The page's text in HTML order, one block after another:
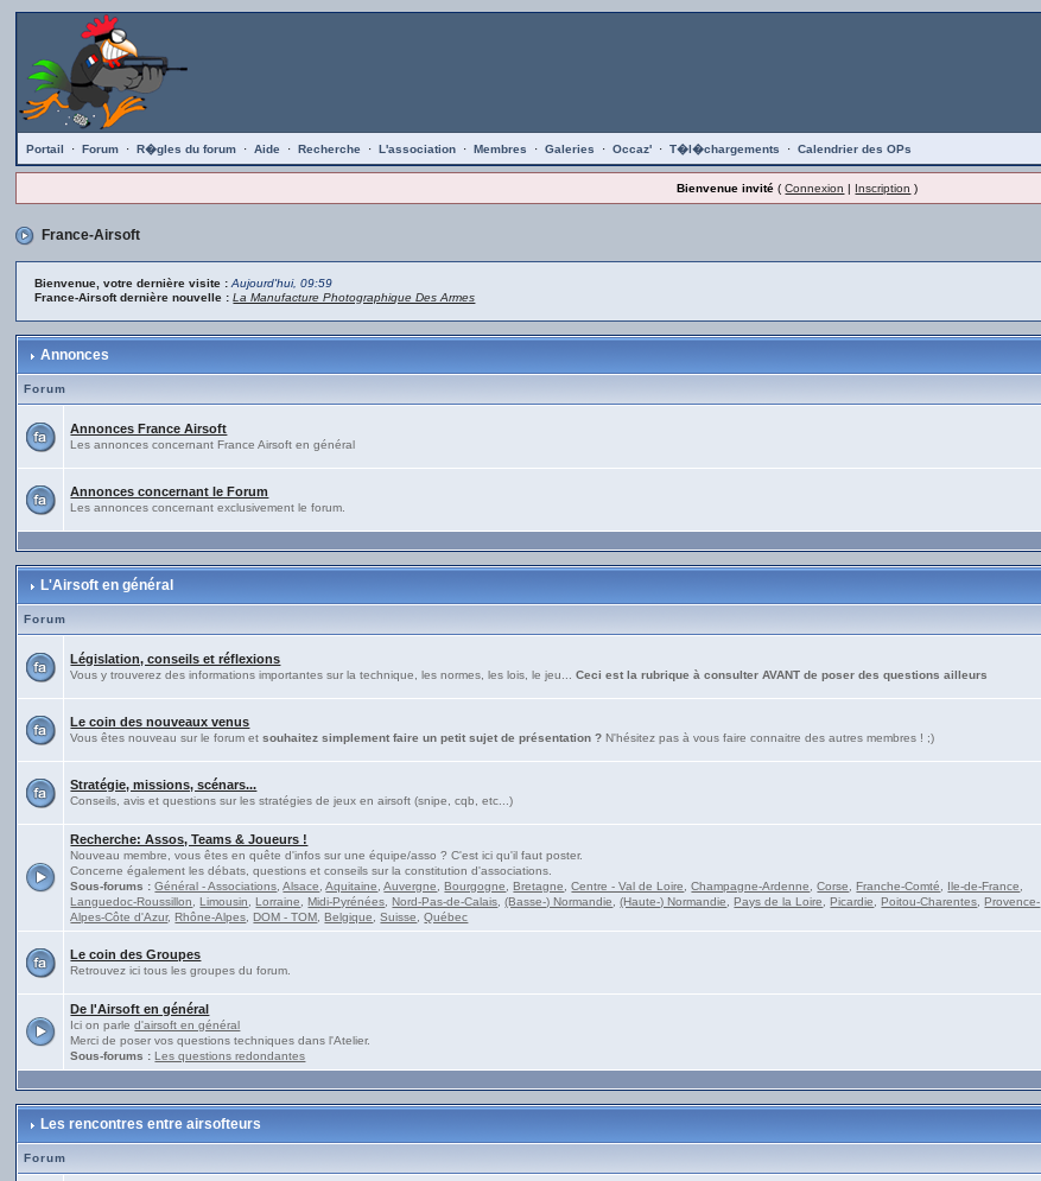
Portail · Forum · R�gles du forum · Aide · Recherche · L'association · Membres · Galeries · Occaz' · T�l�chargements · Calendrier des OPs
Bienvenue invité (Connexion | Inscription )
France-Airsoft
Bienvenue, votre dernière visite :Aujourd'hui, 09:59
France-Airsoft dernière nouvelle :La Manufacture Photographique Des Armes
Annonces
Forum
Annonces France Airsoft
Les annonces concernant France Airsoft en général
Annonces concernant le Forum
Les annonces concernant exclusivement le forum.
L'Airsoft en général
Forum
Législation, conseils et réflexions
Vous y trouverez des informations importantes sur la technique, les normes, les lois, le jeu...Ceci est la rubrique à consulter AVANT de poser des questions ailleurs
Le coin des nouveaux venus
Vous êtes nouveau sur le forum etsouhaitez simplement faire un petit sujet de présentation ? N'hésitez pas à vous faire connaitre des autres membres ! ;)
Stratégie, missions, scénars...
Conseils, avis et questions sur les stratégies de jeux en airsoft (snipe, cqb, etc...)
Recherche: Assos, Teams & Joueurs !
Nouveau membre, vous êtes en quête d'infos sur une équipe/asso ? C'est ici qu'il faut poster.
Concerne également les débats, questions et conseils sur la constitution d'associations.
Sous-forums : Général - Associations ,Alsace ,Aquitaine ,Auvergne ,Bourgogne ,Bretagne ,Centre - Val de Loire ,Champagne-Ardenne ,Corse ,Franche-Comté Ile-de-France
Languedoc-Roussillon
,Limousin ,Lorraine ,Midi-Pyrénées ,Nord-Pas-de-Calais ,(Basse-) Normandie ,(Haute-) Normandie ,Pays de la Loire ,Picardie ,Poitou-Charentes ,Provence-
Alpes-Côte d'Azur,Rhône-Alpes ,DOM - TOM ,Belgique ,Suisse ,Québec
Le coin des Groupes
Retrouvez ici tous les groupes du forum.
De l'Airsoft en général
Ici on parled'airsoft en général
Merci de poser vos questions techniques dans l'Atelier.
Sous-forums : Les questions redondantes
Les rencontres entre airsofteurs
Forum